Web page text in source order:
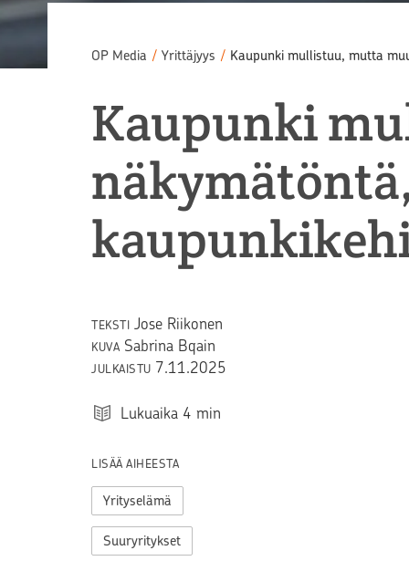
OP Media / Yrittäjyys / Kaupunki mullistuu, mutta
Kaupunki
TEKSTI Jose Riikonen
KUVA Sabrina Bqain
JULKAISTU 7.11.2025
Lukuaika 4 min
LISÄÄ AIHEESTA
Yrityselämä
Suuryritykset